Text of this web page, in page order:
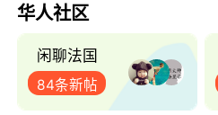
华人社区
闲聊法国
84条新帖